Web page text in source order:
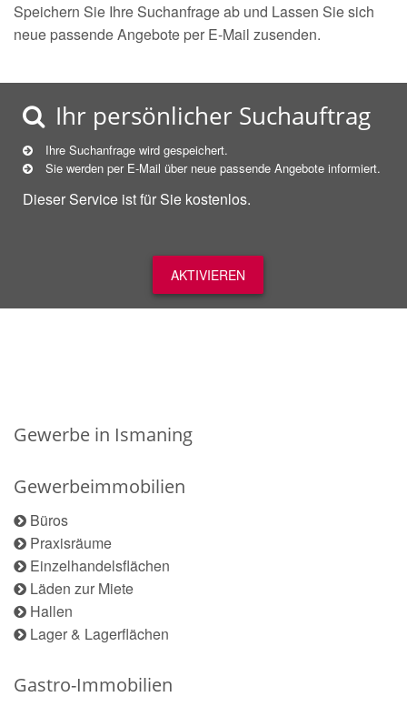
Speichern Sie Ihre Suchanfrage ab und Lassen Sie sich
neue passende Angebote per E-Mail zusenden.
Ihr persönlicher Suchauftrag
Ihre Suchanfrage wird gespeichert.
Sie werden per E-Mail über neue passende Angebote informiert.
Dieser Service ist für Sie kostenlos.
AKTIVIEREN
Gewerbe in Ismaning
Gewerbeimmobilien
Büros
Praxisräume
Einzelhandelsflächen
Läden zur Miete
Hallen
Lager & Lagerflächen
Gastro-Immobilien